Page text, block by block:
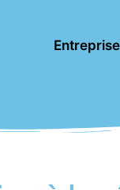
Entreprise